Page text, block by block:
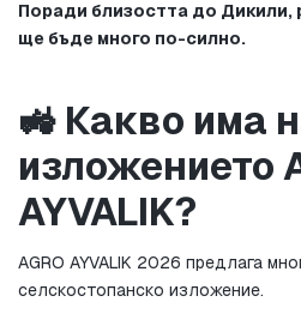
Поради близостта до Дикили,
ще бъде много по-силно.
🚜 Какво има
изложението
AYVALIK?
AGRO AYVALIK 2026 предлага
селскостопанско изложение.